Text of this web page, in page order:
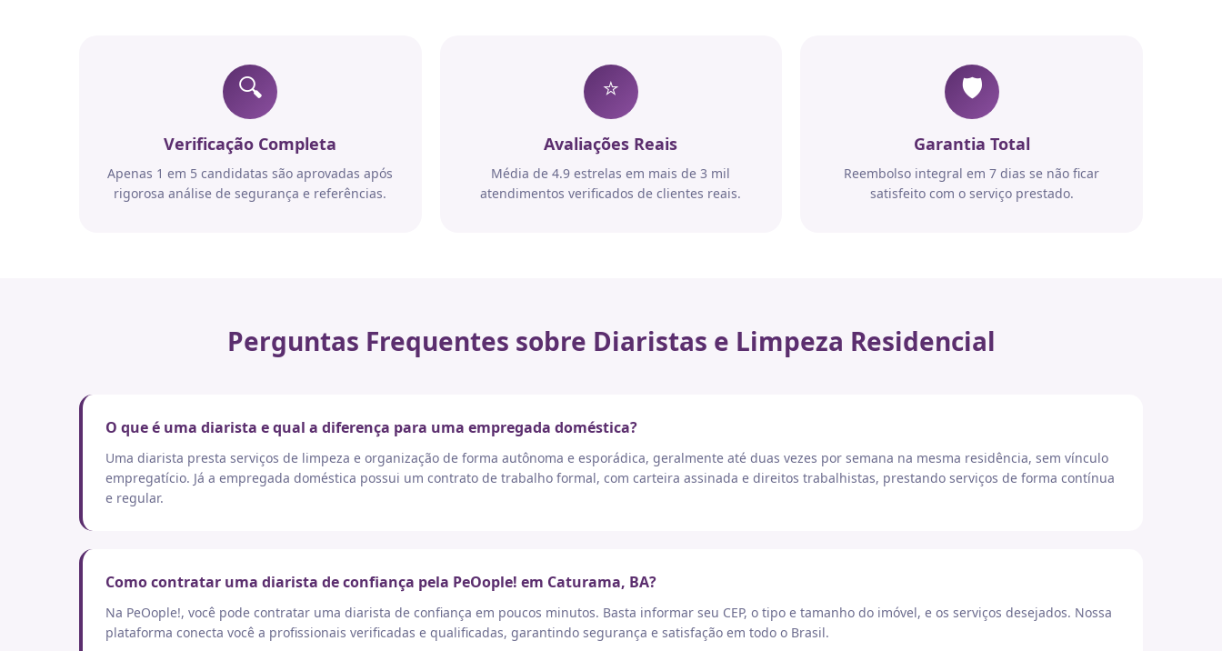
🔍
Verificação Completa
Apenas 1 em 5 candidatas são aprovadas após
rigorosa análise de segurança e referências.
⭐
Avaliações Reais
Média de 4.9 estrelas em mais de 3 mil
atendimentos verificados de clientes reais.
🛡️
Garantia Total
Reembolso integral em 7 dias se não ficar
satisfeito com o serviço prestado.
Perguntas Frequentes sobre Diaristas e Limpeza Residencial
O que é uma diarista e qual a diferença para uma empregada doméstica?
Uma diarista presta serviços de limpeza e organização de forma autônoma e esporádica, geralmente até duas vezes por semana na mesma residência, sem vínculo
empregatício. Já a empregada doméstica possui um contrato de trabalho formal, com carteira assinada e direitos trabalhistas, prestando serviços de forma contínua
e regular.
Como contratar uma diarista de confiança pela PeOople! em Caturama, BA?
Na PeOople!, você pode contratar uma diarista de confiança em poucos minutos. Basta informar seu CEP, o tipo e tamanho do imóvel, e os serviços desejados. Nossa
plataforma conecta você a profissionais verificadas e qualificadas, garantindo segurança e satisfação em todo o Brasil.